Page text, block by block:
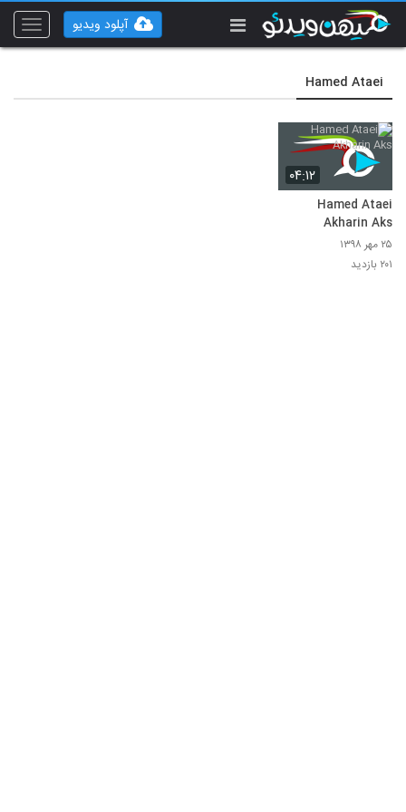
Toggle
آپلود ویدیو
Hamed Ataei
۰۴:۱۲
Hamed Ataei
Akharin Aks
۲۵ مهر ۱۳۹۸
۲۰۱ بازدید